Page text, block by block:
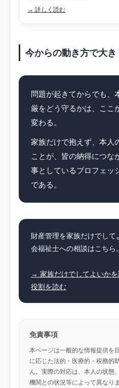
→ 詳しく読む
今からの動き方で大き
問題が起きてからでも、
厳をどう守るかは、ここ
変わる。
家族だけで抱えず、本人
ことが、皆の納得につな
事としているプロフェッ
である。
財産管理を家族だけでし
会福祉士への相談はこちら。
→ 家族だけでしてよいか
役割を読む
免責事項
本ページは一般的な情報提供を
に応じた法的・医療的・税務的
ん。実際の対応は、本人の状態
機関との状況等によって異なり